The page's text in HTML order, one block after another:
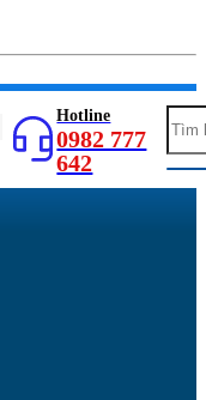
Hotline
0982 777
642